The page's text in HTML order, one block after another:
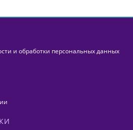
и обработки персональных данных